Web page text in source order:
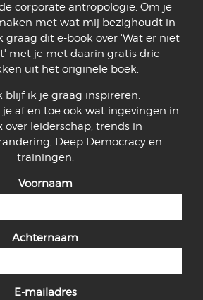
corporate antropologie. Om je
met wat mij bezighoudt in
graag dit e-book over 'Wat er niet
met je met daarin gratis drie
uit het originele boek.
blijf ik je graag inspireren.
af en toe ook wat ingevingen in
over leiderschap, trends in
Deep Democracy en
trainingen.
Voornaam
Achternaam
E-mailadres